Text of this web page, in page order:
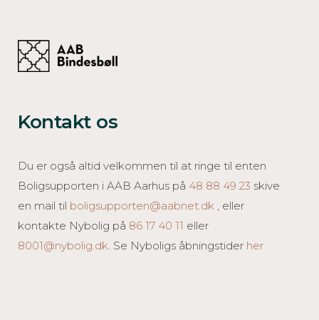
Kontakt os
Du er også altid velkommen til at ringe til enten
Boligsupporten i AAB Aarhus på 48 88 49 23 skive
en mail til boligsupporten@aabnet.dk , eller
kontakte Nybolig på 86 17 40 11 eller
8001@nybolig.dk . Se Nyboligs åbningstider her